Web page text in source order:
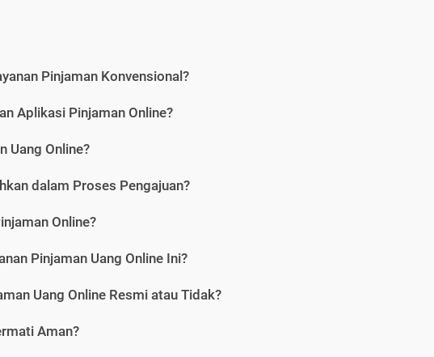
Pinjaman Konvensional?
Aplikasi Pinjaman Online?
Uang Online?
dalam Proses Pengajuan?
Online?
Pinjaman Uang Online Ini?
Uang Online Resmi atau Tidak?
Aman?